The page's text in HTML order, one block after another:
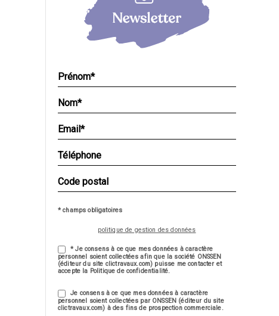
* champs obligatoires
politique de gestion des données
* Je consens à ce que mes données à caractère
personnel soient collectées afin que la société ONSSEN
(éditeur du site clictravaux.com) puisse me contacter et
accepte la Politique de confidentialité.
Je consens à ce que mes données à caractère
personnel soient collectées par ONSSEN (éditeur du site
clictravaux.com) à des fins de prospection commerciale.